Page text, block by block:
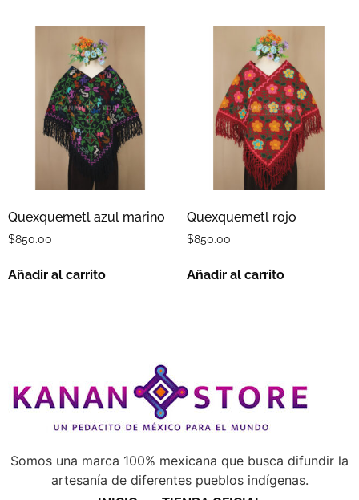
Quexquemetl azul marino
$850.00
Añadir al carrito
Quexquemetl rojo
$850.00
Añadir al carrito
Somos una marca 100% mexicana que busca difundir la
artesanía de diferentes pueblos indígenas.